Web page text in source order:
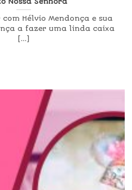
Nossa Senhora
Hélvio Mendonça e sua
a fazer uma linda caixa
[...]